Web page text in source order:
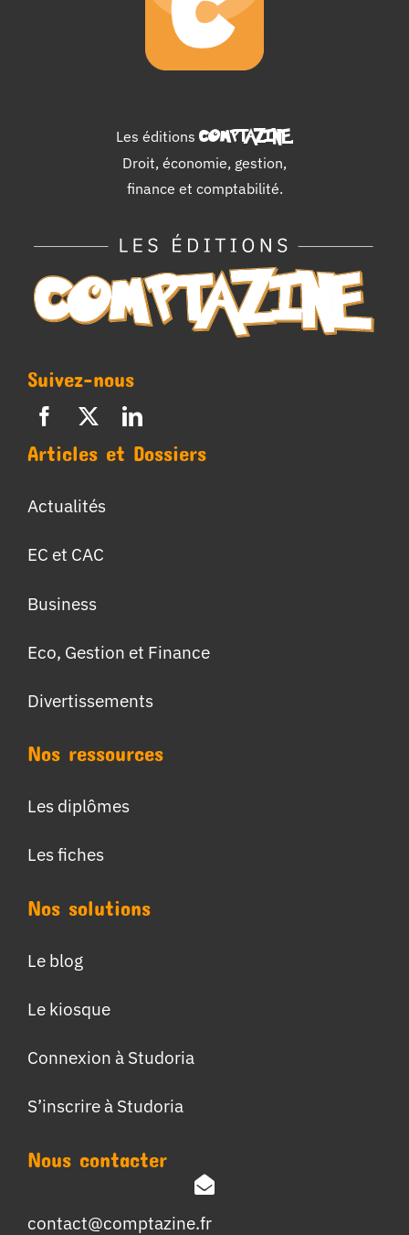
Les éditions COMPTAZINE.
Droit, économie, gestion,
finance et comptabilité.
Suivez-nous
Articles et Dossiers
Actualités
EC et CAC
Business
Eco, Gestion et Finance
Divertissements
Nos ressources
Les diplômes
Les fiches
Nos solutions
Le blog
Le kiosque
Connexion à Studoria
S’inscrire à Studoria
Nous contacter
contact@comptazine.fr